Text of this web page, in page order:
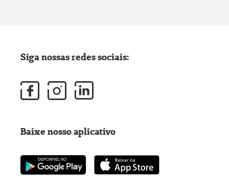
Siga nossas redes sociais:
Baixe nosso aplicativo